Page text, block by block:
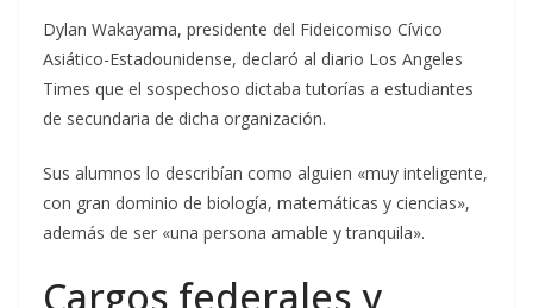
Dylan Wakayama, presidente del Fideicomiso Cívico
Asiático-Estadounidense, declaró al diario Los Angeles
Times que el sospechoso dictaba tutorías a estudiantes
de secundaria de dicha organización.
Sus alumnos lo describían como alguien «muy inteligente,
con gran dominio de biología, matemáticas y ciencias»,
además de ser «una persona amable y tranquila».
Cargos federales y